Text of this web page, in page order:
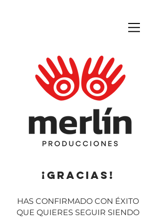
¡GRACIAS!
HAS CONFIRMADO CON ÉXITO
QUE QUIERES SEGUIR SIENDO